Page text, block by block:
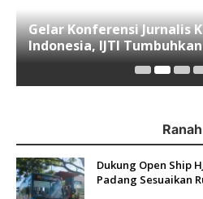
Gelar Konferensi Jurnalis
Indonesia, IJTI
Jurnalis Muda di Era
Ranah
Dukung Open Ship
Padang Sesuaikan